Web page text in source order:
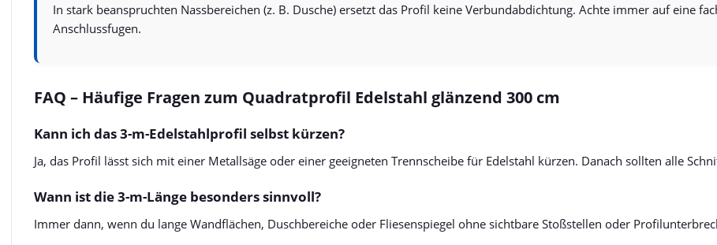
In stark beanspruchten Nassbereichen (z. B. Dusche) ersetzt das Profil keine Verbundabdichtung. Achte immer auf eine
Anschlussfugen.
FAQ – Häufige Fragen zum Quadratprofil Edelstahl glänzend 300 cm
Kann ich das 3-m-Edelstahlprofil selbst kürzen?
Ja, das Profil lässt sich mit einer Metallsäge oder einer geeigneten Trennscheibe für Edelstahl kürzen. Danach sollten alle
Wann ist die 3-m-Länge besonders sinnvoll?
Immer dann, wenn du lange Wandflächen, Duschbereiche oder Fliesenspiegel ohne sichtbare Stoßstellen oder